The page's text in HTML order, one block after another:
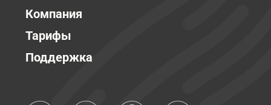
Компания
Тарифы
Поддержка